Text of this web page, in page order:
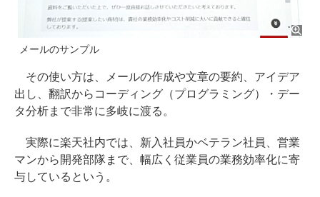
メールのサンプル
その使い方は、メールの作成や文章の要約、アイデア
出し、翻訳からコーディング（プログラミング）・デー
タ分析まで非常に多岐に渡る。
実際に楽天社内では、新入社員かベテラン社員、営業
マンから開発部隊まで、幅広く従業員の業務効率化に寄
与しているという。